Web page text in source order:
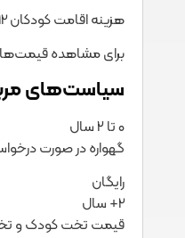
هزینه اقامت کودکان 12سال به بالا در این هتل به عنوان بزرگسال محاسبه می‌شود.
برای مشاهده قیمت‌ها
سیاست‌های
۰ تا ۲ سال
گهواره در صورت
رایگان
2+ سال
قیمت تخت کودک و